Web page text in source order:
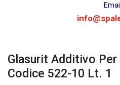
Glasurit Additivo
Codice 522-10 Lt. 1